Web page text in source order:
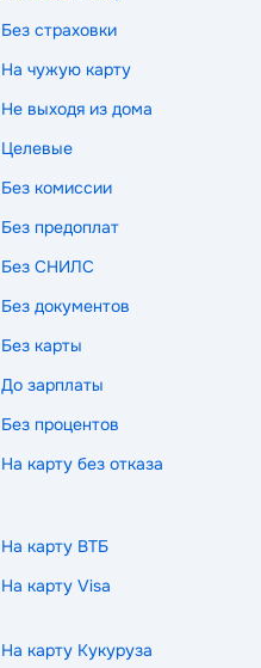
Без страховки
На чужую карту
Не выходя из дома
Целевые
Без комиссии
Без предоплат
Без СНИЛС
Без документов
Без карты
До зарплаты
Без процентов
На карту без отказа
На карту ВТБ
На карту Visa
На карту Кукуруза